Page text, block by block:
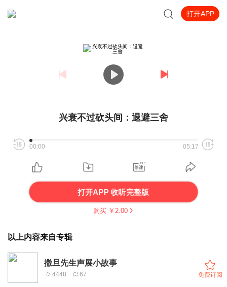
打开APP
兴衰不过砍头间：退避三舍
00:00 05:17
打开APP 收听完整版
购买 ￥ 2.00
以上内容来自专辑
撒旦先生声展小故事
4448 67 免费订阅